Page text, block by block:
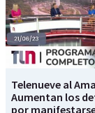
Telenueve al
Aumentan los
por